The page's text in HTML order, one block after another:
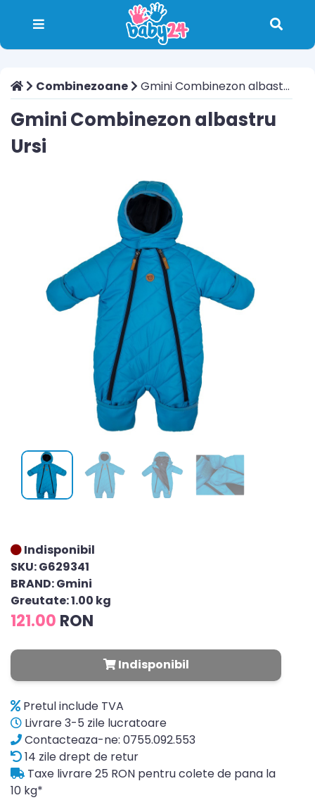
Combinezoane Gmini Combinezon albastru Ursi
Gmini Combinezon albastru
Ursi
Indisponibil
SKU: G629341
BRAND: Gmini
Greutate: 1.00 kg
121.00 RON
Indisponibil
Pretul include TVA
Livrare 3-5 zile lucratoare
Contacteaza-ne: 0755.092.553
14 zile drept de retur
Taxe livrare 25 RON pentru colete de pana la
10 kg*